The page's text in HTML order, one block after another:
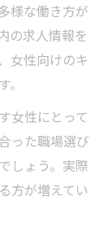
様な働き方が
の求人情報を
女性向けのキ
女性にとって
った職場選び
しょう。実際
方が増えてい